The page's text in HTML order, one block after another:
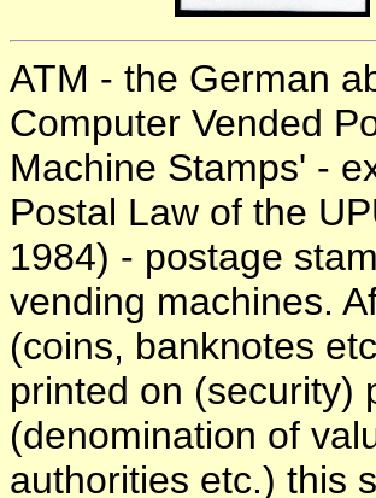
ATM - the German
Computer Vended
Machine Stamps' -
Postal Law of the
1984) - postage
vending machines.
(coins, banknotes
printed on (security)
(denomination of
authorities etc.) this